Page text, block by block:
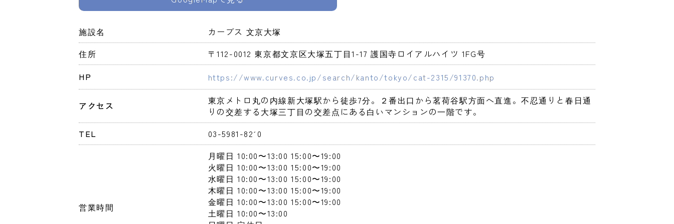
施設名
カーブス 文京大塚
住所
〒112-0012 東京都文京区大塚五丁目1-17 護国寺ロイアルハイツ 1FG号
HP
https://www.curves.co.jp/search/kanto/tokyo/cat-2315/91370.php
アクセス
東京メトロ丸の内線新大塚駅から徒歩7分。２番出口から茗荷谷駅方面へ直進。不忍通りと春日通
りの交差する大塚三丁目の交差点にある白いマンションの一階です。
TEL
03-5981-8210
営業時間
月曜日 10:00〜13:00 15:00〜19:00
火曜日 10:00〜13:00 15:00〜19:00
水曜日 10:00〜13:00 15:00〜19:00
木曜日 10:00〜13:00 15:00〜19:00
金曜日 10:00〜13:00 15:00〜19:00
土曜日 10:00〜13:00